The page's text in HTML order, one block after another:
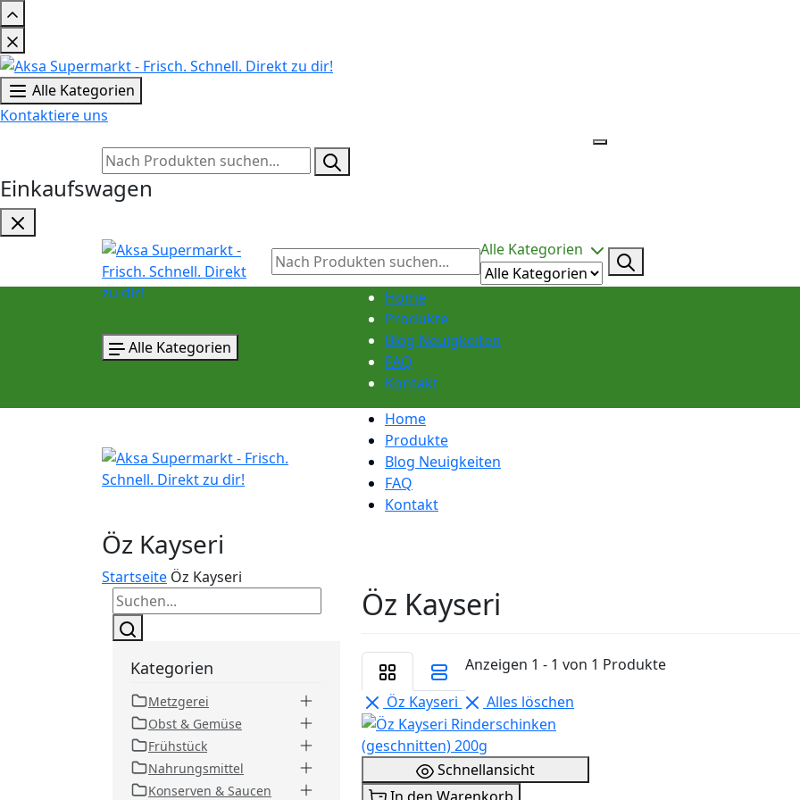
Alle Kategorien
Kontaktiere uns
Einkaufswagen
Alle Kategorien
Alle Kategorien
Home
Produkte
Blog Neuigkeiten
FAQ
Kontakt
Home
Produkte
Blog Neuigkeiten
FAQ
Kontakt
Öz Kayseri
Startseite Öz Kayseri
Kategorien
Metzgerei
Obst & Gemüse
Frühstück
Nahrungsmittel
Konserven & Saucen
Öz Kayseri
Anzeigen 1 - 1 von 1 Produkte
Öz Kayseri
Alles löschen
Schnellansicht